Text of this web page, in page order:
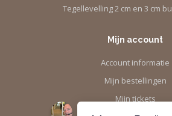
Tegellevelling 2 cm en 3 cm
Mijn account
Account informatie
Mijn bestellingen
Mijn tickets